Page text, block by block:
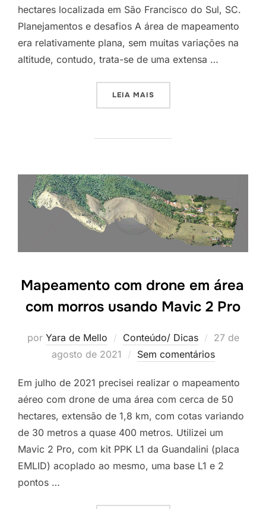
hectares localizada em São Francisco do Sul, SC.
Planejamentos e desafios A área de mapeamento
era relativamente plana, sem muitas variações na
altitude, contudo, trata-se de uma extensa …
LEIA MAIS
Mapeamento com drone em área
com morros usando Mavic 2 Pro
por Yara de Mello Conteúdo/ Dicas
27 de
agosto de 2021
Sem comentários
Em julho de 2021 precisei realizar o mapeamento
aéreo com drone de uma área com cerca de 50
hectares, extensão de 1,8 km, com cotas variando
de 30 metros a quase 400 metros. Utilizei um
Mavic 2 Pro, com kit PPK L1 da Guandalini (placa
EMLID) acoplado ao mesmo, uma base L1 e 2
pontos …